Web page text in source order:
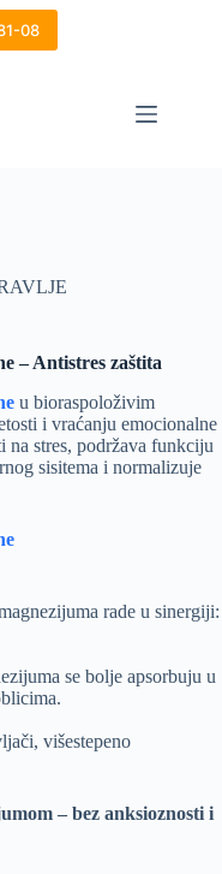
08
– Antistres zaštita
u bioraspoloživim
i vraćanju emocionalne
na stres, podržava funkciju
sisitema i normalizuje
rade u sinergiji:
se bolje apsorbuju u
višestepeno
– bez anksioznosti i